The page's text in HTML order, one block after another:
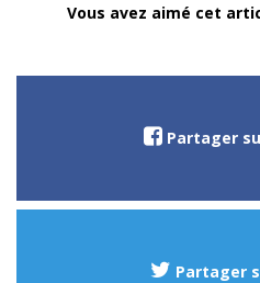
Vous avez aimé cet
Partager
Partager